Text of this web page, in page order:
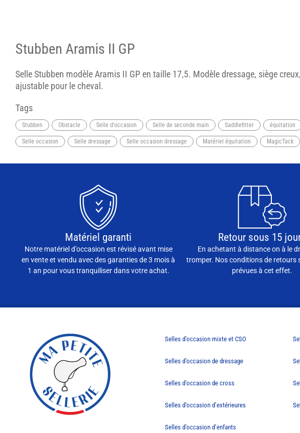
Stubben Aramis II GP
Selle Stubben modèle Aramis II GP en taille 17,5. Modèle dressage, siège
ajustable pour le cheval.
Tags
Stubben Obstacle Selle d'occasion Selle de seconde main Saddlefitter équitation
Selle occasion Selle dressage Selle occasion dressage Matériel équitation MagicTack
Matériel garanti
Notre matériel d’occasion est révisé avant mise
en vente et vendu avec des garanties de 3 mois à
1 an pour vous tranquiliser dans votre achat.
Retour sous 15
En achetant à distance on à le
tromper. Nos conditions de retours
prévues à cet effet.
Selles d’occasion mixte et CSO
Selles d’occasion de dressage
Selles d’occasion de cross
Selles d’occasion d’extérieures
Selles d’occasion d’enfants